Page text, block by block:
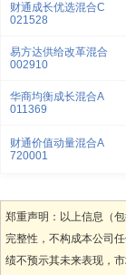
财通成长优选混合C
021528
易方达供给改革混合
002910
华商均衡成长混合A
011369
财通价值动量混合A
720001
郑重声明：以上信息（
完整性，不构成本公司
绩不预示其未来表现，